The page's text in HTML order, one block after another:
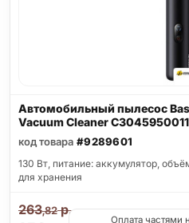
Автомобильный пылесос
Vacuum Cleaner
код товара #9289601
130 Вт, питание: аккумулятор,
для хранения
263,82р.
Оплата частями